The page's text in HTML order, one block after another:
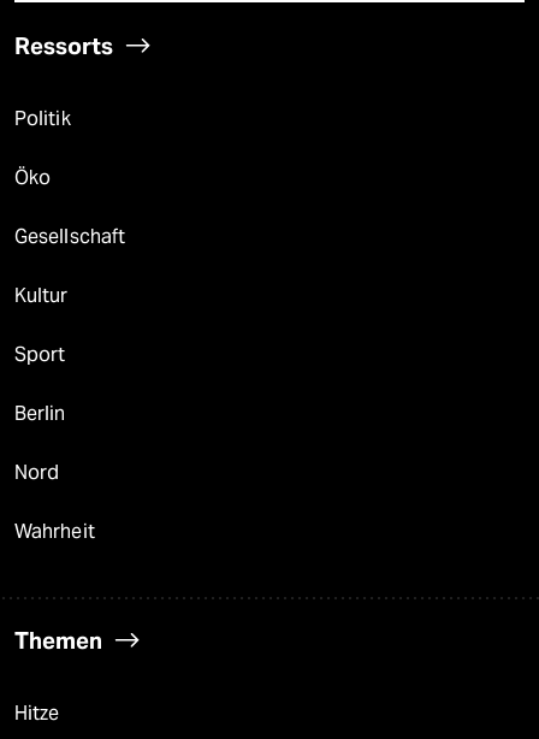
Ressorts
Politik
Öko
Gesellschaft
Kultur
Sport
Berlin
Nord
Wahrheit
Themen
Hitze